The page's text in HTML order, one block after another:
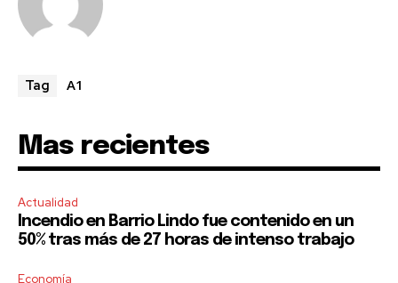
Tag A1
Mas recientes
Actualidad
Incendio en Barrio Lindo fue contenido en un
50% tras más de 27 horas de intenso trabajo
Economía